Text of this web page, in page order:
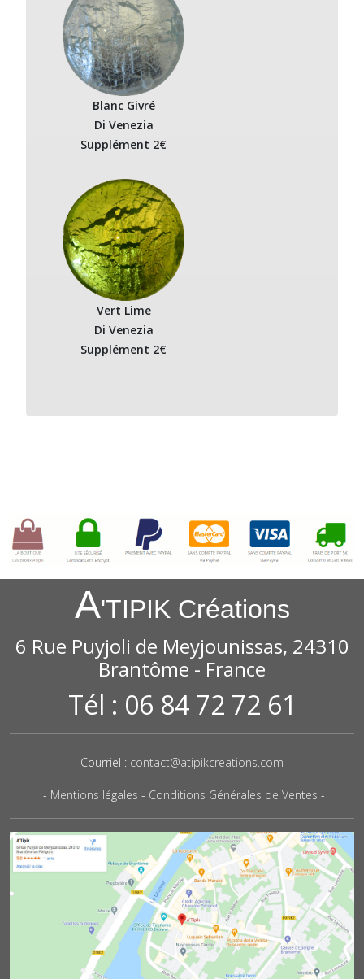
Blanc Givré
Di Venezia
Supplément 2€
Vert Lime
Di Venezia
Supplément 2€
A'TIPIK Créations
6 Rue Puyjoli de Meyjounissas, 24310
Brantôme - France
Tél : 06 84 72 72 61
Courriel : contact@atipikcreations.com
- Mentions légales - Conditions Générales de Ventes -